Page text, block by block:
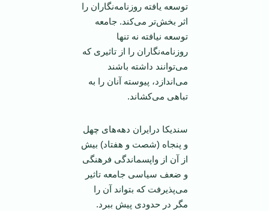
توسعه یافته روزنامه‌نگاران را
اثر بخش‌تر می‌کند. جامعه
توسعه نیافته نه تنها
روزنامه‌نگاران را از تاثیری که
می‌توانند داشته باشند
می‌اندازد، پیوسته آنان را به
تباهی می‌کشاند.
سندیکا در‌ایران دهه‌های چهل
و پنجاه (شصت و هفتاد) بیش
از آن از واپسماندگی فرهنگی
و ضعف سیاسی جامعه تاثیر
می‌پذیرفت که بتواند آن را
مگر در حدودی پیش ببرد.